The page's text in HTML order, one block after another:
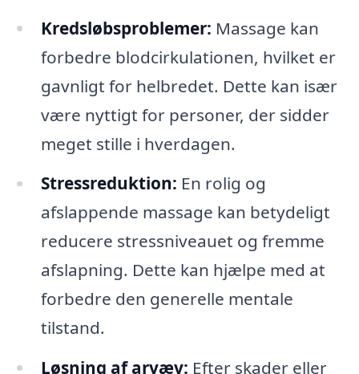
Kredsløbsproblemer: Massage kan
forbedre blodcirkulationen, hvilket er
gavnligt for helbredet. Dette kan især
være nyttigt for personer, der sidder
meget stille i hverdagen.
Stressreduktion: En rolig og
afslappende massage kan betydeligt
reducere stressniveauet og fremme
afslapning. Dette kan hjælpe med at
forbedre den generelle mentale
tilstand.
Løsning af arvæv: Efter skader eller